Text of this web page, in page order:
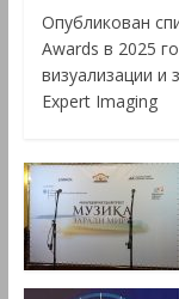
Опубликован
Awards в 2025
визуализации и
Expert Imaging